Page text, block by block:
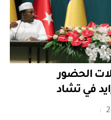
الحضور
في تشاد